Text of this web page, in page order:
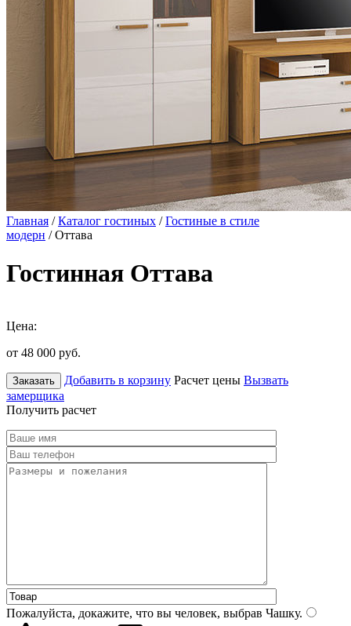
Главная /Каталог гостиных /Гостиные в стиле
модерн / Оттава
Гостинная Оттава
Цена:
от 48 000 руб.
Заказать Добавить в корзину Расчет цены Вызвать
замерщика
Получить расчет
Пожалуйста, докажите, что вы человек, выбрав Чашку.